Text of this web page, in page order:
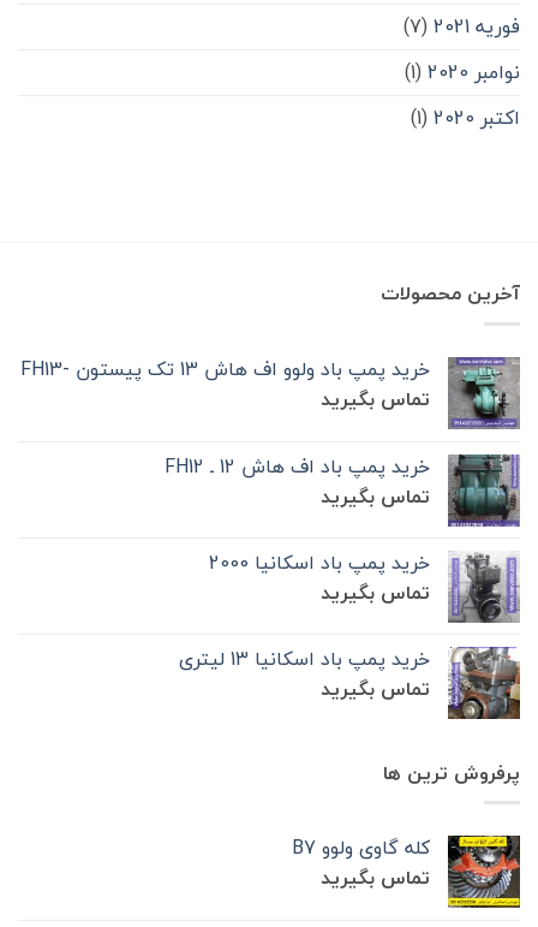
فوریه 2021
(7)
نوامبر 2020
(1)
اکتبر 2020
(1)
آخرین محصولات
خرید پمپ باد ولوو اف هاش 13 تک‌ پیستون -FH13
تماس بگیرید
خرید پمپ باد اف هاش 12 ـ FH12
تماس بگیرید
خرید پمپ باد اسکانیا 2000
تماس بگیرید
خرید پمپ باد اسکانیا 13 لیتری
تماس بگیرید
پرفروش ترین ها
کله گاوی ولوو B7
تماس بگیرید